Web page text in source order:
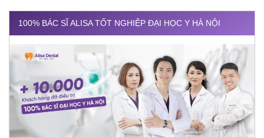
100% BÁC SĨ ALISA TỐT NGHIỆP ĐẠI HỌC Y HÀ NỘI